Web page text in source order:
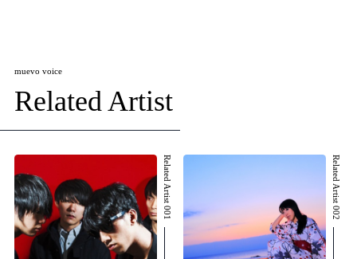
muevo voice
Related Artist
Related Artist 001 Related Artist 002